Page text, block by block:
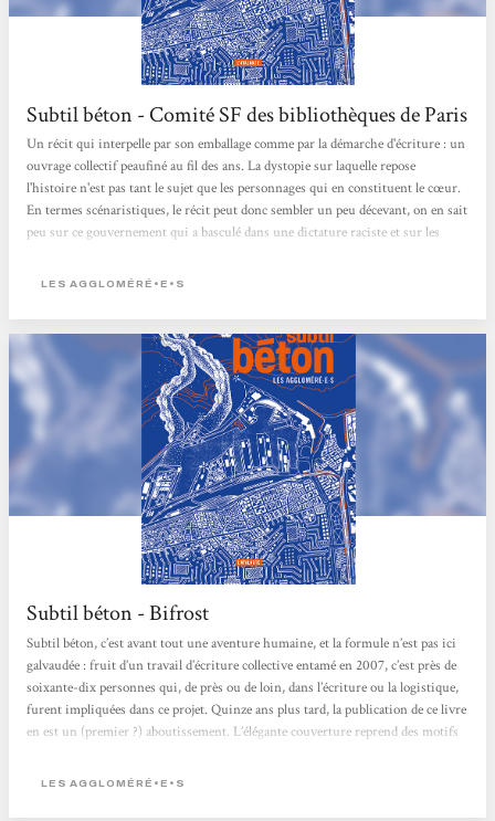
Subtil béton - Comité SF des bibliothèques de Paris
Un récit qui interpelle par son emballage comme par la démarche d'écriture : un
ouvrage collectif peaufiné au fil des ans. La dystopie sur laquelle repose
l'histoire n'est pas tant le sujet que les personnages qui en constituent le cœur.
En termes scénaristiques, le récit peut donc sembler un peu décevant, on en sait
peu sur ce gouvernement qui a basculé dans une dictature raciste et sur les
années résonnent cela dit avec force comme souvent quand on parle
LES AGGLOMÉRÉ•E•S
Subtil béton - Bifrost
Subtil béton, c’est avant tout une aventure humaine, et la formule n’est pas ici
galvaudée : fruit d’un travail d’écriture collective entamé en 2007, c’est près de
soixante-dix personnes qui, de près ou de loin, dans l’écriture ou la logistique,
furent impliquées dans ce projet. Quinze ans plus tard, la publication de ce livre
en est un (premier ?) aboutissement. L’élégante couverture reprend des motifs
à elle seule de longs moments d’observation, de déambulation, de découvertes,
LES AGGLOMÉRÉ•E•S